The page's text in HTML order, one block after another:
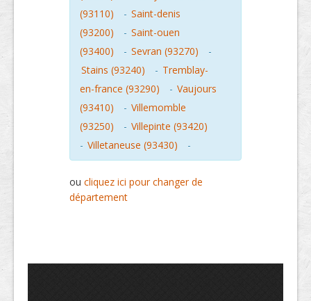
(93110)
- Saint-denis
(93200)
- Saint-ouen
(93400)
- Sevran (93270)
-
Stains (93240)
- Tremblay-
en-france (93290)
- Vaujours
(93410)
- Villemomble
(93250)
- Villepinte (93420)
- Villetaneuse (93430) -
ou cliquez ici pour changer de
département